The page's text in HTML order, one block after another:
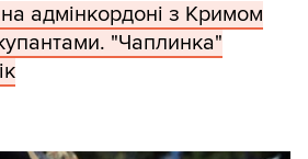
адмінкордоні з Кримом
"Чаплинка"